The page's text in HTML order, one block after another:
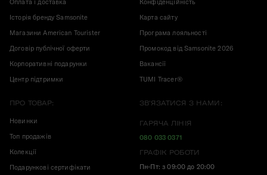
Оплата і доставка
Історія бренду Samsonite
Магазини American Tourister
Договір публічної оферти
Корпоративні подарунки
Центр підтримки
Конфіденційність
Карта сайту
Програма лояльності
Промокод від Samsonite 2026
Вакансії
TUMI Tracer®
ПРО ТОВАР:
Новинки
Топ продажів
Колекції
Подарункові сертифікати
ЗВ'ЯЗАТИСЯ З НАМИ:
ГАРЯЧА ЛІНІЯ
080 033 0371
ГРАФІК РОБОТИ
Пн-Пт: з 09:00 до 20:00